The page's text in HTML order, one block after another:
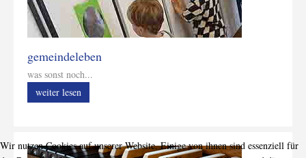
gemeindeleben
was sonst noch...
weiter lesen
Wir nutzen Cookies auf unserer Website. Einige von ihnen sind essenziell für